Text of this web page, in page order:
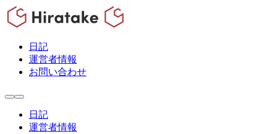
日記
運営者情報
お問い合わせ
日記
運営者情報